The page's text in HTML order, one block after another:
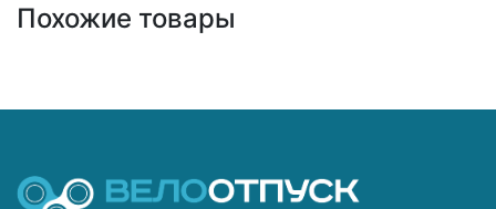
Похожие товары